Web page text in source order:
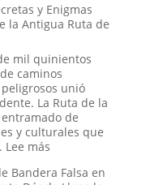
y Enigmas
la Antigua Ruta de
mil quinientos
caminos
unió
La Ruta de la
de
y culturales que
Lee más:
Secretas
Bandera Falsa en